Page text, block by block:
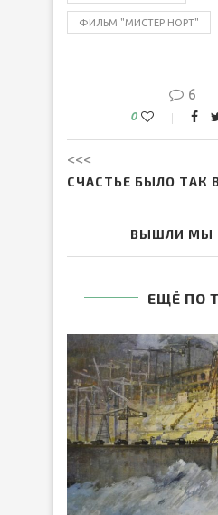
ФИЛЬМ "МИСТЕР НОРТ"
6
0
<<<
СЧАСТЬЕ БЫЛО ТАК
ВЫШЛИ МЫ
ЕЩЁ ПО